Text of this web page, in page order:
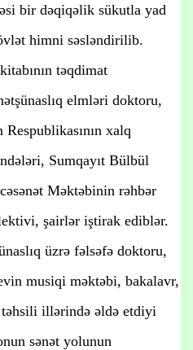
bir dəqiqəlik sükutla yad
himni səsləndirilib.
təqdimat
elmləri doktoru,
xalq
Sumqayıt Bülbül
Məktəbinin rəhbər
şairlər iştirak ediblər.
üzrə fəlsəfə doktoru,
musiqi məktəbi, bakalavr,
illərində əldə etdiyi
sənət yolunun